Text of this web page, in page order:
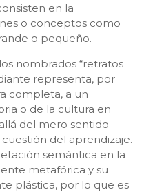
en la
o conceptos como
o pequeño.
nombrados “retratos
representa, por
completa, a un
o de la cultura en
del mero sentido
del aprendizaje.
semántica en la
metafórica y su
plástica, por lo que es